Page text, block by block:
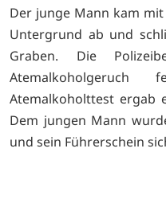
Der junge Mann kam
Untergrund ab und
Graben. Die
Atemalkoholttest ergab
Dem jungen Mann
und sein Führerschein